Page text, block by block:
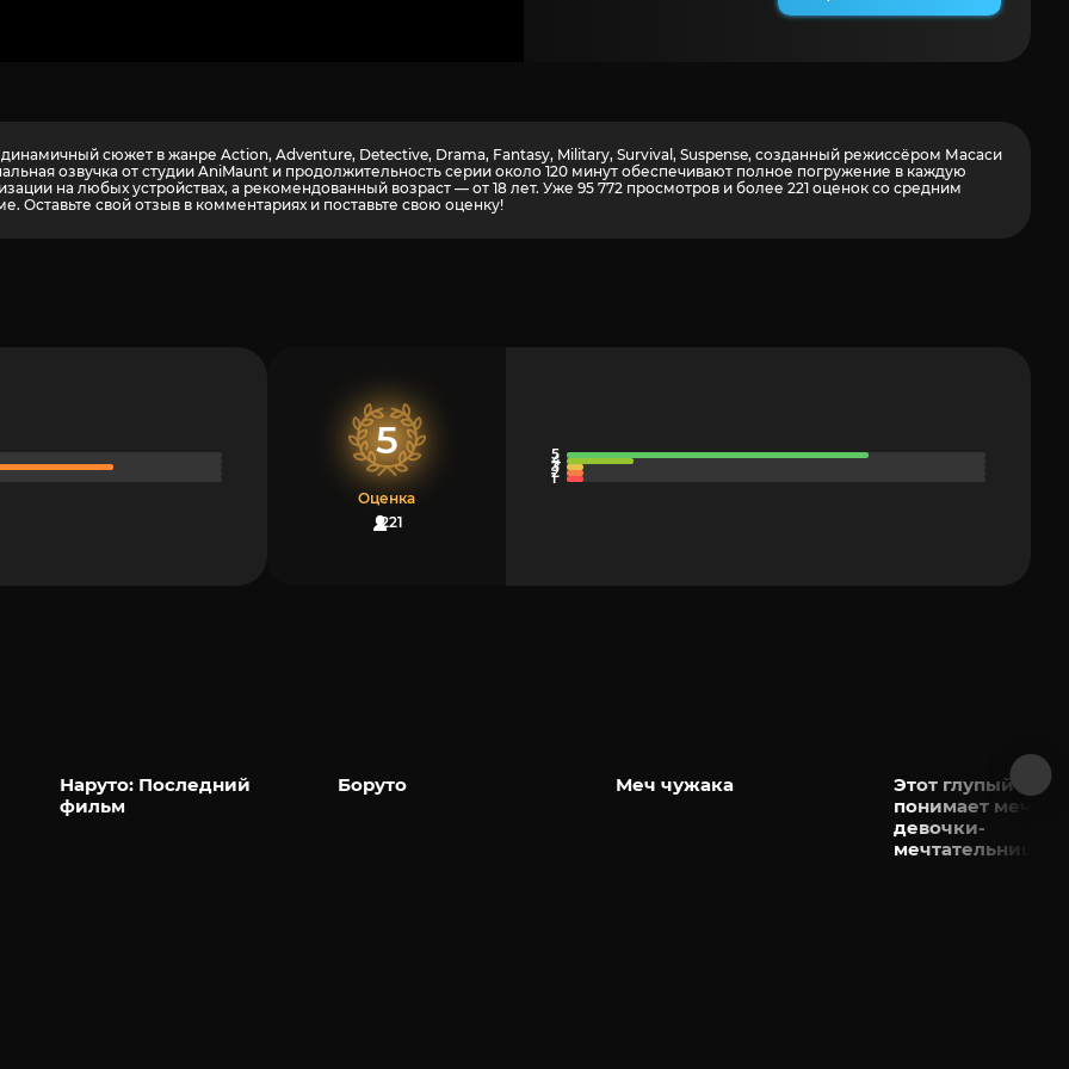
сюжет в жанре Action, Adventure, Detective, Drama, Fantasy, Military, Survival, Suspense, созданный режиссёром Масаси
озвучка от студии AniMaunt и продолжительность серии около 120 минут обеспечивают полное погружение в каждую
на любых устройствах, а рекомендованный возраст — от 18 лет. Уже 95 772 просмотров и более 221 оценок со средним
Оставьте свой отзыв в комментариях и поставьте свою оценку!
5
Оценка
221
Наруто: Последний
фильм
Боруто Меч чужака
Этот глупый
понимает мечту
девочки-
мечтательницы